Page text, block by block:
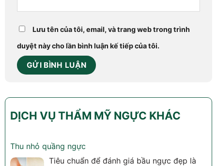
Lưu tên của tôi, email, và trang web trong trình
duyệt này cho lần bình luận kế tiếp của tôi.
DỊCH VỤ THẨM MỸ NGỰC KHÁC
Thu nhỏ quầng ngực
Tiêu chuẩn để đánh giá bầu ngực đẹp là